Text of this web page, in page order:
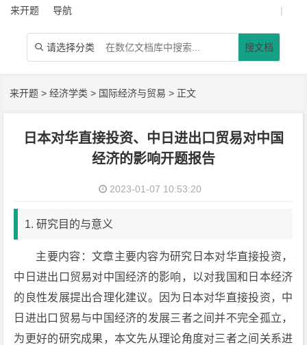
来开题 导航 |
 请选择分类 搜文档
来开题 >经济学类 > 国际经济与贸易 > 正文
日本对华直接投资、中日进出口贸易对中国
经济的影响开题报告
2023-01-07 10:53:20
1. 研究目的与意义
主要内容：文章主要内容为研究日本对华直接投资，
中日进出口贸易对中国经济的影响，以对我国和日本经济
的良性发展提出合理化建议。因为日本对华直接投资，中
日进出口贸易与中国经济的发展三者之间并不完全孤立，
为更好的研究成果，本文先从理论角度对三者之间关系进